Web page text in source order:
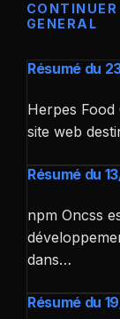
GENERAL
Résumé du
Herpes Food
site web
Résumé du
npm Oncss
dans…
Résumé du